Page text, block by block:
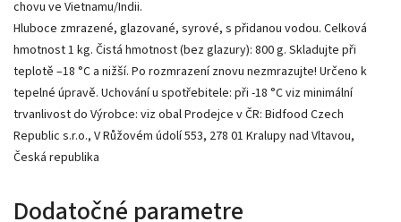
chovu ve Vietnamu/Indii.
Hluboce zmrazené, glazované, syrové, s přidanou vodou. Celková
hmotnost 1 kg. Čistá hmotnost (bez glazury): 800 g. Skladujte při
teplotě –18 °C a nižší. Po rozmrazení znovu nezmrazujte! Určeno k
tepelné úpravě. Uchování u spotřebitele: při -18 °C viz minimální
trvanlivost do Výrobce: viz obal Prodejce v ČR: Bidfood Czech
Republic s.r.o., V Růžovém údolí 553, 278 01 Kralupy nad Vltavou,
Česká republika
Dodatočné parametre